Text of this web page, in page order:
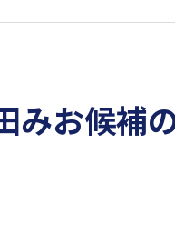
みお候補